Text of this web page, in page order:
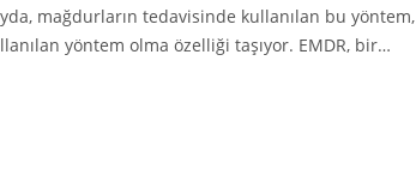
mağdurların tedavisinde kullanılan bu yöntem,
yöntem olma özelliği taşıyor. EMDR, bir…